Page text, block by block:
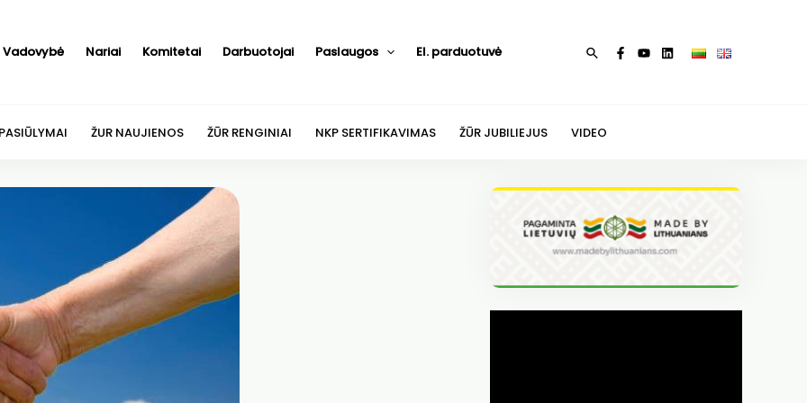
Vadovybė Nariai Komitetai Darbuotojai Paslaugos El. parduotuvė Paieška
ŽUR NAUJIENOS ŽŪR RENGINIAI NKP SERTIFIKAVIMAS ŽŪR JUBILIEJUS VIDEO